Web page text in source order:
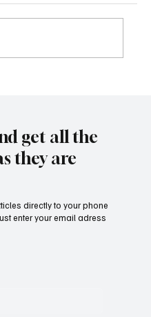
get all the
they are
directly to your phone
enter your email adress